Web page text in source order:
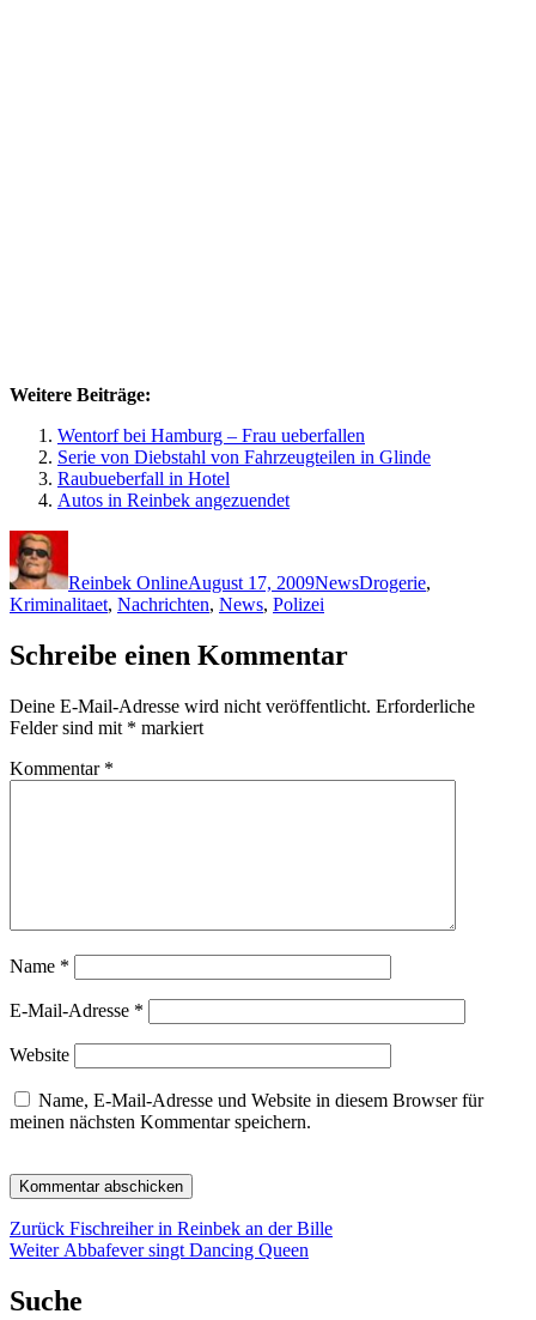
Weitere Beiträge:
Wentorf bei Hamburg – Frau ueberfallen
Serie von Diebstahl von Fahrzeugteilen in Glinde
Raubueberfall in Hotel
Autos in Reinbek angezuendet
Reinbek OnlineAugust 17, 2009NewsDrogerie,
Kriminalitaet, Nachrichten, News, Polizei
Schreibe einen Kommentar
Deine E-Mail-Adresse wird nicht veröffentlicht. Erforderliche
Felder sind mit * markiert
Kommentar *
Name *
E-Mail-Adresse *
Website
Name, E-Mail-Adresse und Website in diesem Browser für
meinen nächsten Kommentar speichern.
Beitragsnavigation
Zurück Vorheriger
Beitrag:
Fischreiher in Reinbek an der Bille
Weiter Nächster
Abbafever singt Dancing Queen
Suche